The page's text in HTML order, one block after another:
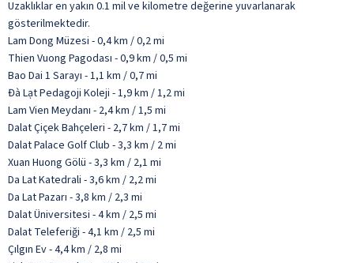
Uzaklıklar en yakın 0.1 mil ve kilometre değerine yuvarlanarak
gösterilmektedir.
Lam Dong Müzesi - 0,4 km / 0,2 mi
Thien Vuong Pagodası - 0,9 km / 0,5 mi
Bao Dai 1 Sarayı - 1,1 km / 0,7 mi
Đà Lạt Pedagoji Koleji - 1,9 km / 1,2 mi
Lam Vien Meydanı - 2,4 km / 1,5 mi
Dalat Çiçek Bahçeleri - 2,7 km / 1,7 mi
Dalat Palace Golf Club - 3,3 km / 2 mi
Xuan Huong Gölü - 3,3 km / 2,1 mi
Da Lat Katedrali - 3,6 km / 2,2 mi
Da Lat Pazarı - 3,8 km / 2,3 mi
Dalat Üniversitesi - 4 km / 2,5 mi
Dalat Teleferiği - 4,1 km / 2,5 mi
Çılgın Ev - 4,4 km / 2,8 mi